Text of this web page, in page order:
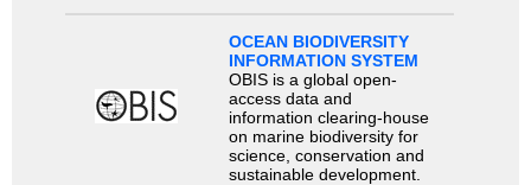
OCEAN BIODIVERSITY
INFORMATION SYSTEM
OBIS is a global open-
access data and
information clearing-house
on marine biodiversity for
science, conservation and
sustainable development.